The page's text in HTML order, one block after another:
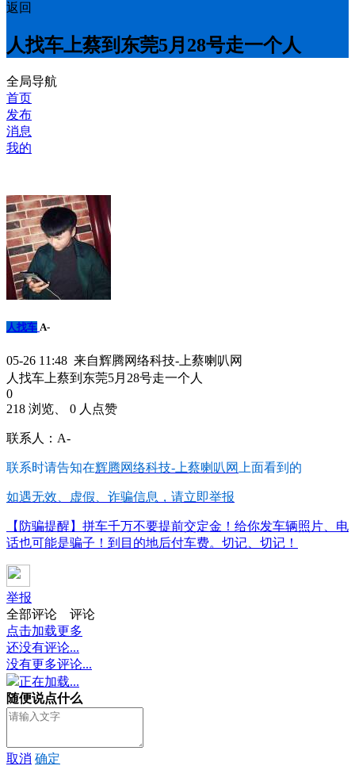
返回
人找车上蔡到东莞5月28号走一个人
全局导航
首页
发布
消息
我的
人找车 A-
05-26 11:48 来自辉腾网络科技-上蔡喇叭网
人找车上蔡到东莞5月28号走一个人
0
218 浏览、 0 人点赞
联系人：A-
联系时请告知在辉腾网络科技-上蔡喇叭网 上面看到的
如遇无效、虚假、诈骗信息，请立即举报
【防骗提醒】拼车千万不要提前交定金！给你发车辆照片、电
话也可能是骗子！到目的地后付车费。切记、切记！
举报
全部评论
评论
点击加载更多
还没有评论...
没有更多评论...
正在加载...
随便说点什么
取消 确定